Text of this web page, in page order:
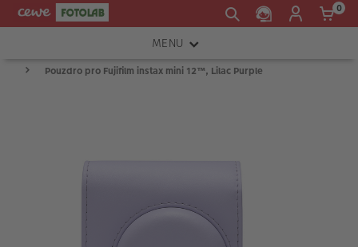
0
MENU
FOTOAPARÁTY
TISKÁRNY A SKENERY
Pouzdro pro Fujifilm instax mini 12™, Lilac Purple